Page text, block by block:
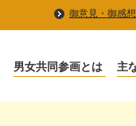
御意見・御感想